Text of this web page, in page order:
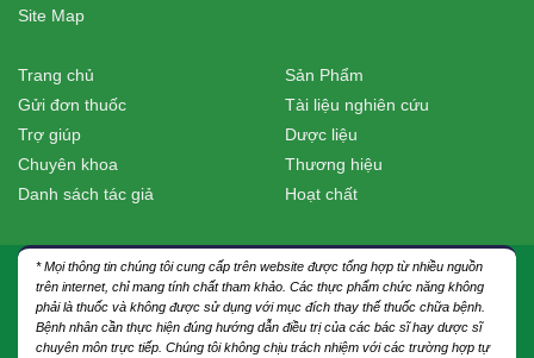
Site Map
Trang chủ
Gửi đơn thuốc
Trợ giúp
Chuyên khoa
Danh sách tác giả
Sản Phẩm
Tài liệu nghiên cứu
Dược liệu
Thương hiệu
Hoạt chất
* Mọi thông tin chúng tôi cung cấp trên website được tổng hợp từ nhiều nguồn
trên internet, chỉ mang tính chất tham khảo. Các thực phẩm chức năng không
phải là thuốc và không được sử dụng với mục đích thay thế thuốc chữa bệnh.
Bệnh nhân cần thực hiện đúng hướng dẫn điều trị của các bác sĩ hay dược sĩ
chuyên môn trực tiếp. Chúng tôi không chịu trách nhiệm với các trường hợp tự